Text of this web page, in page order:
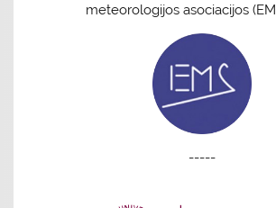
meteorologijos asociacijos
-----